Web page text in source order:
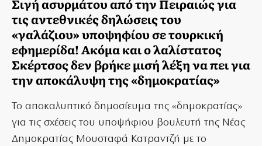
τις αντεθνικές δηλώσεις του
«γαλάζιου» υποψηφίου σε τουρκική
εφημερίδα! Ακόμα και ο λαλίστατος
Σκέρτσος δεν βρήκε μισή λέξη να πει για
την αποκάλυψη της «δημοκρατίας»
Το αποκαλυπτικό δημοσίευμα της «δημοκρατίας»
για τις σχέσεις του υποψήφιου βουλευτή της Νέας
Δημοκρατίας Μουσταφά Κατραντζή με το